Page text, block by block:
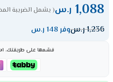
1,088 ر.س( يشمل الضريبة
1,236ر.سوفر 148 ر.س
قسّمها على طريقتك،